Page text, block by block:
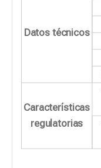
Datos técnicos
Características
regulatorias